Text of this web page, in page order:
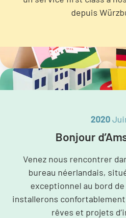
depuis
2020
Bonjour
Venez nous rencontrer
bureau néerlandais,
exceptionnel au bord de
installerons
rêves et projets